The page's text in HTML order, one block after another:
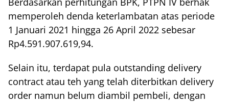
memperoleh denda keterlambatan atas periode
1 Januari 2021 hingga 26 April 2022 sebesar
Rp4.591.907.619,94.
Selain itu, terdapat pula outstanding delivery
contract atau teh yang telah diterbitkan delivery
order namun belum diambil pembeli, dengan